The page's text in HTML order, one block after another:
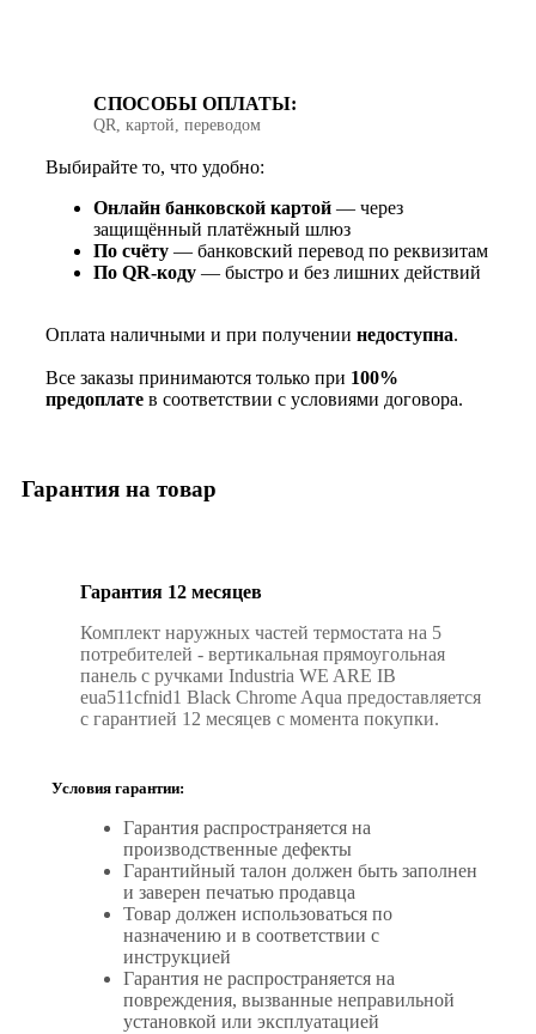
СПОСОБЫ ОПЛАТЫ:
QR, картой, переводом
Выбирайте то, что удобно:
Онлайн банковской картой — через
защищённый платёжный шлюз
По счёту — банковский перевод по реквизитам
По QR‑коду — быстро и без лишних действий
Оплата наличными и при получении недоступна.
Все заказы принимаются только при 100%
предоплате в соответствии с условиями договора.
Гарантия на товар
Гарантия 12 месяцев
Комплект наружных частей термостата на 5
потребителей - вертикальная прямоугольная
панель с ручками Industria WE ARE IB
eua511cfnid1 Black Chrome Aqua предоставляется
с гарантией 12 месяцев с момента покупки.
Условия гарантии:
Гарантия распространяется на
производственные дефекты
Гарантийный талон должен быть заполнен
и заверен печатью продавца
Товар должен использоваться по
назначению и в соответствии с
инструкцией
Гарантия не распространяется на
повреждения, вызванные неправильной
установкой или эксплуатацией